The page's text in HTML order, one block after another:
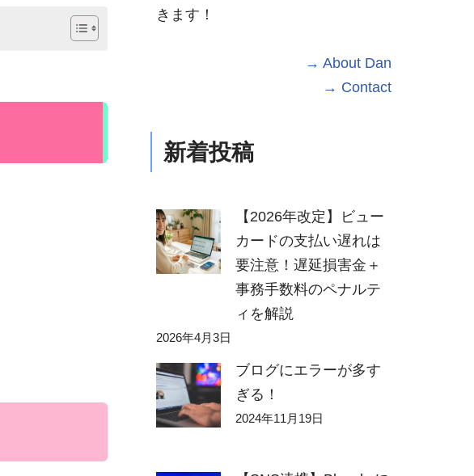
きます！
→ About Dan
→ Contact
新着投稿
【2026年改定】ビュー
カードの支払い遅れは
要注意！遅延損害金＋
事務手数料のペナルテ
ィを解説
2026年4月3日
ブログにエラーが多す
ぎる！
2024年11月19日